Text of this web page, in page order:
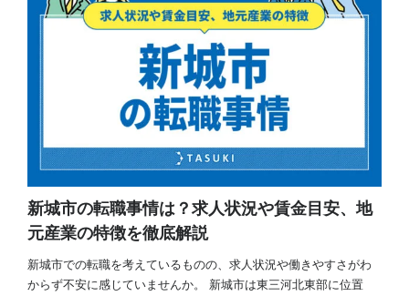
新城市の転職事情は？求人状況や賃金目安、地
元産業の特徴を徹底解説
新城市での転職を考えているものの、求人状況や働きやすさがわ
からず不安に感じていませんか。 新城市は東三河北東部に位置